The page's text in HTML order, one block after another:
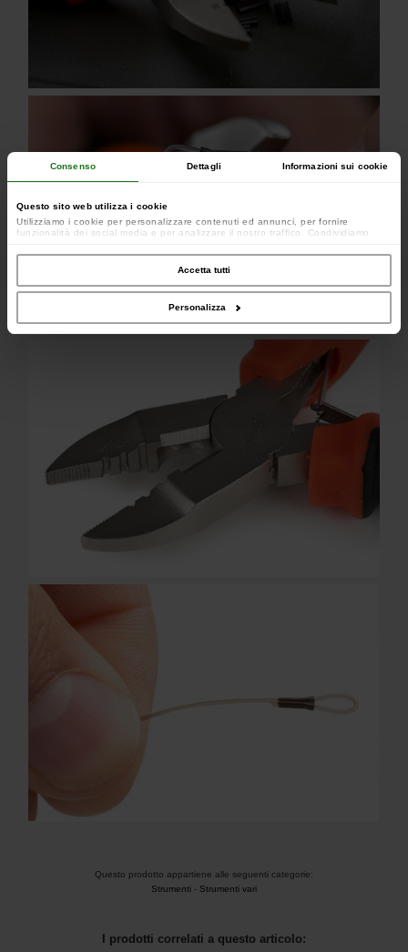
Consenso Dettagli Informazioni sui cookie
Questo sito web utilizza i cookie
Utilizziamo i cookie per personalizzare contenuti ed annunci, per fornire
funzionalità dei social media e per analizzare il nostro traffico. Condividiamo
occupano di analisi dei dati web, pubblicità e social media, i quali potrebbero
combinarle con altre informazioni che hai fornito loro o che hanno raccolto dal
Accetta tutti
Personalizza
Questo prodotto appartiene alle seguenti categorie:
Strumenti - Strumenti vari
I prodotti correlati a questo articolo: